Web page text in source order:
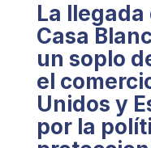
La llegada
Casa
un soplo
el
Unidos y
por la